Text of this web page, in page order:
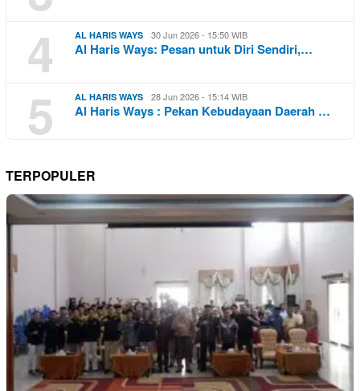
4
AL HARIS WAYS 30 Jun 2026 - 15:50 WIB
Al Haris Ways: Pesan untuk Diri Sendiri,…
5 AL HARIS WAYS 28 Jun 2026 - 15:14 WIB
Al Haris Ways : Pekan Kebudayaan Daerah …
TERPOPULER